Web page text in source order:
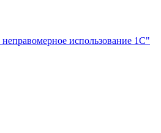
использование 1С"